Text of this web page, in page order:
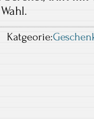
Katgeorie: